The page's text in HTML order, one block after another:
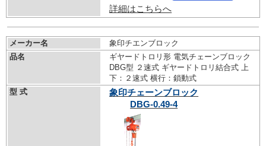
詳細はこちらへ
メーカー名
象印チエンブロック
品名
ギヤードトロリ形 電気チェーンブロック
DBG型 ２速式 ギヤードトロリ結合式 上
下：２速式 横行：鎖動式
型 式
象印チェーンブロック
DBG-0.49-4